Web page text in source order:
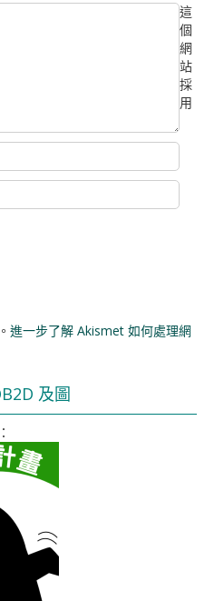
這
個
網
站
採
用
進一步了解 Akismet 如何處理網
及圖